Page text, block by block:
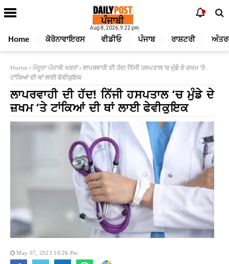
Aug 8, 2026, 9:22 pm
Home ਕੋਰੋਨਾਵਾਇਰਸ ਵੀਡੀਓ ਪੰਜਾਬ ਰਾਸ਼ਟਰੀ
Home ਮੌਜੂਦਾ ਪੰਜਾਬੀ ਖਬਰਾਂ ਲਾਪਰਵਾਹੀ ਦੀ ਹੱਦ! ਨਿੱਜੀ ਹਸਪਤਾਲ ‘ਚ ਮੁੰਡੇ ਦੇ ਜ਼ਖਮ ‘ਤੇ
ਟਾਂਕਿਆਂ ਦੀ ਥਾਂ ਲਾਈ ਫੇਵੀਕੁਇਕ
ਲਾਪਰਵਾਹੀ ਦੀ ਹੱਦ! ਨਿੱਜੀ ਹਸਪਤਾਲ ‘ਚ ਮੁੰਡੇ ਦੇ
ਜ਼ਖਮ ‘ਤੇ ਟਾਂਕਿਆਂ ਦੀ ਥਾਂ ਲਾਈ ਫੇਵੀਕੁਇਕ
May 07, 2023 10:26 Pm